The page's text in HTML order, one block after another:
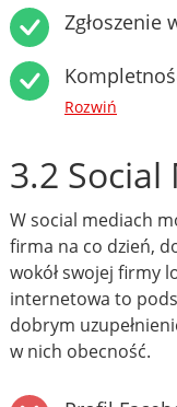
Zgłoszenie
Rozwiń
3.2 Social
W social mediach
firma na co dzień,
wokół swojej firmy
internetowa to
dobrym
w nich obecność.